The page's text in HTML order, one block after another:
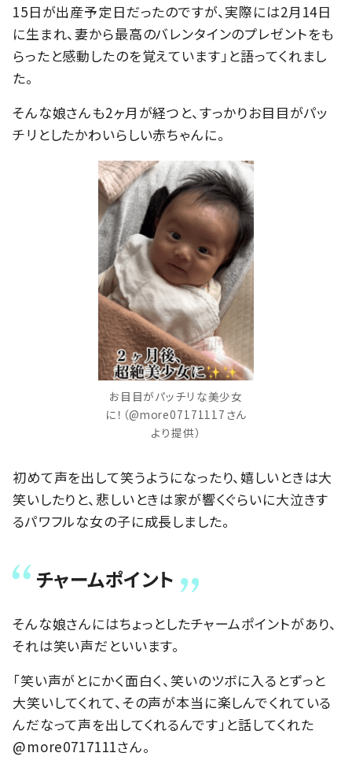
15日が出産予定日だったのですが、実際には2月14日
に生まれ、妻から最高のバレンタインのプレゼントをも
らったと感動したのを覚えています」と語ってくれまし
た。
そんな娘さんも2ヶ月が経つと、すっかりお目目がパッ
チリとしたかわいらしい赤ちゃんに。
お目目がパッチリな美少女
に！（@more07171117さん
より提供）
初めて声を出して笑うようになったり、嬉しいときは大
笑いしたりと、悲しいときは家が響くぐらいに大泣きす
るパワフルな女の子に成長しました。
チャームポイント
そんな娘さんにはちょっとしたチャームポイントがあり、
それは笑い声だといいます。
「笑い声がとにかく面白く、笑いのツボに入るとずっと
大笑いしてくれて、その声が本当に楽しんでくれている
んだなって声を出してくれるんです」と話してくれた
@more0717111さん。